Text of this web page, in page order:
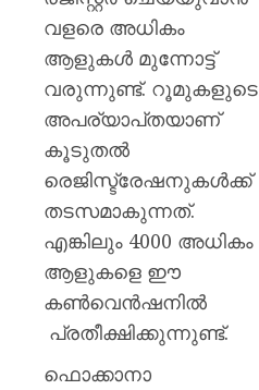
വളരെ അധികം
ആളുകൾ മുന്നോട്ട്
വരുന്നുണ്ട്. റൂമുകളുടെ
അപര്യാപ്‍തയാണ്
കൂടുതൽ
രെജിസ്ട്രേഷനുകൾക്ക്
തടസമാകുന്നത്.
എങ്കിലും 4000 അധികം
ആളുകളെ ഈ
കൺവെൻഷനിൽ
പ്രതീക്ഷിക്കുന്നുണ്ട്.
ഫൊക്കാനാ